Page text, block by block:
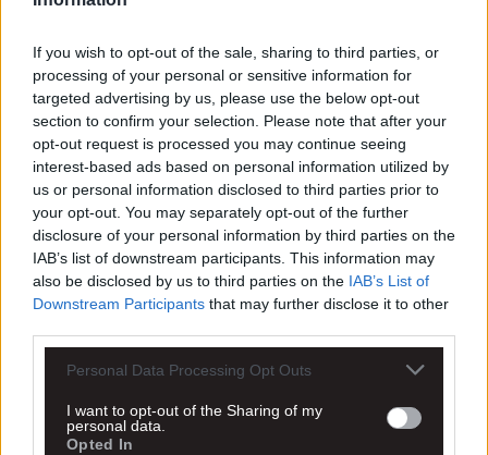
If you wish to opt-out of the sale, sharing to third parties, or
processing of your personal or sensitive information for
targeted advertising by us, please use the below opt-out
section to confirm your selection. Please note that after your
opt-out request is processed you may continue seeing
interest-based ads based on personal information utilized by
us or personal information disclosed to third parties prior to
your opt-out. You may separately opt-out of the further
disclosure of your personal information by third parties on the
IAB’s list of downstream participants. This information may
also be disclosed by us to third parties on the IAB’s List of
Downstream Participants that may further disclose it to other
Personal Data Processing Opt Outs
I want to opt-out of the Sharing of my
personal data.
Opted In